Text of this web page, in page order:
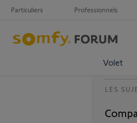
Particuliers Professionnels
Volet
LES